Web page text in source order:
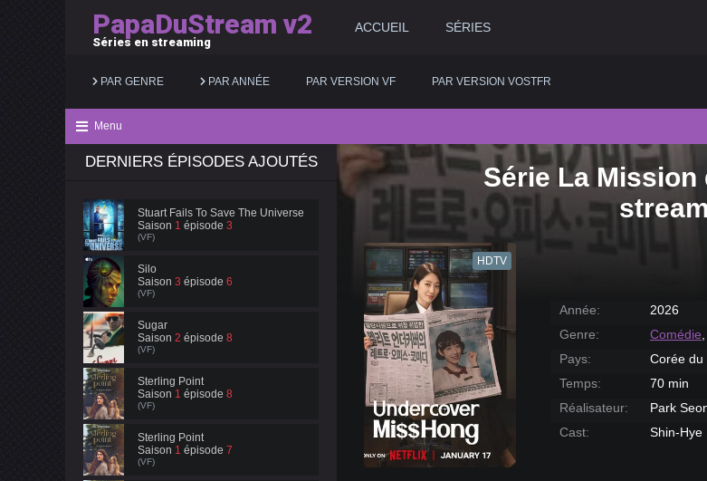
PapaDuStream v2
Séries en streaming
ACCUEIL SÉRIES
PAR GENRE
Action
Animation
Aventure
Biopic
Comédie
Documentaire Historique
Horreur
Musical
PAR ANNÉE
2025
2019
2017
2016
2015
2014
PAR VERSION VF PAR VERSION VOSTFR
Menu
DERNIERS ÉPISODES AJOUTÉS
Stuart Fails To Save The Universe
Saison 1 épisode 3
(VF)
Silo
Saison 3 épisode 6
(VF)
Sugar
Saison 2 épisode 8
(VF)
Sterling Point
Saison 1 épisode 8
(VF)
Sterling Point
Saison 1 épisode 7
(VF)
Série La Mission
HDTV
Année:
2026
Genre:
Comédie,
Pays:
Corée du
Temps:
70 min
Réalisateur:
Park
Cast:
Shin-Hye